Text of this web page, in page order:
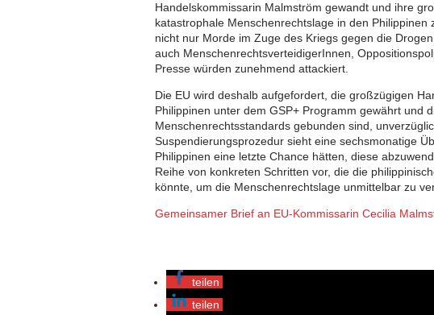
Handelskommissarin Malmström gewandt und ihre
katastrophale Menschenrechtslage in den Philippinen
nicht nur Morde im Zuge des Kriegs gegen die
auch MenschenrechtsverteidigerInnen,
Presse würden zunehmend attackiert.
Die EU wird deshalb aufgefordert, die großzügigen
Philippinen unter dem GSP+ Programm gewährt und
Menschenrechtsstandards gebunden sind,
Suspendierungsprozedur sieht eine sechsmonatige
Philippinen eine letzte Chance hätten, diese
Reihe von konkreten Schritten vor, die die
könnte, um die Menschenrechtslage unmittelbar zu
Gemeinsamer Brief an EU-Kommissarin Cecilia
teilen
teilen